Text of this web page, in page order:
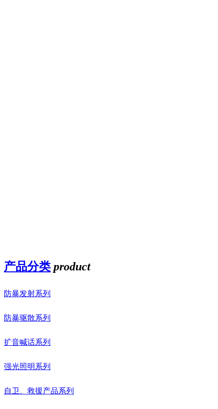
产品分类 product
防暴发射系列
防暴驱散系列
扩音喊话系列
强光照明系列
自卫、救援产品系列